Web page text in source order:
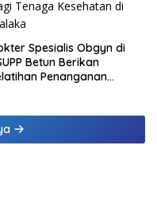
Spesialis Obgyn di
Betun Berikan
Penanganan